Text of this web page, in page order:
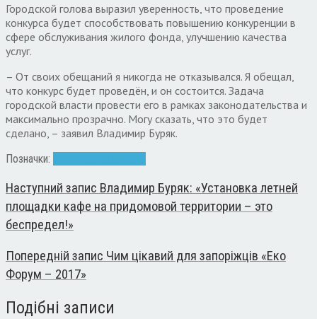
Городской голова выразил уверенность, что проведение
конкурса будет способствовать повышению конкуренции в
сфере обслуживания жилого фонда, улучшению качества
услуг.
– От своих обещаний я никогда не отказывался. Я обещал,
что конкурс будет проведён, и он состоится. Задача
городской власти провести его в рамках законодательства и
максимально прозрачно. Могу сказать, что это будет
сделано, – заявил Владимир Буряк.
Позначки:
Наступний запис Владимир Буряк: «Установка летней
площадки кафе на придомовой территории – это
беспредел!»
Попередній запис Чим цікавий для запоріжців «Еко
Форум – 2017»
Подібні записи